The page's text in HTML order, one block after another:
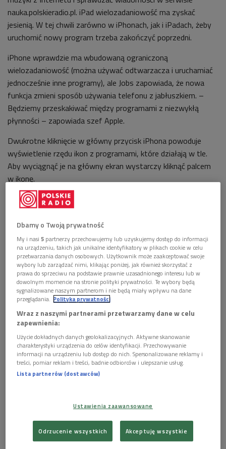
nauka.polskieradio.pl. iPad wielozadaniowość ma zyskać
jesienią. W tej chwili zarówno w iPhonach, jak i iPadach, żeby
uruchomić nowy program trzeba zakończyć poprzedni.
iPhone wprawdzie ma wbudowaną ograniczoną
wielozadaniowość (można używać odtwarzacza i uruchamiać
jednocześnie inne programy), ale Jobs zapowiada, że nowa
funkcja zmieni sposób używania telefonu z jabłuszkiem. –
Będziemy przeskakiwać między programami z niezwykłą
płynności – zapowiada szef Apple.
Dwukrotne kliknięcie w główny przycisk iPhona powoduje
wyświetlenie rzędu ikon z programami, które działają w tle.
Aby wyciągnąć je na główny ekran wystarczy kliknąć palcem
w ikonę.
Podobne rozwiązania od dawna funkcjonują w rywalach
iPhona produkowanych porze Palm czy Google. Dlaczego
zatem Apple wprowadza ją dopiero w iPhone OS 4? Według
Joba, nie chodziło o to by być pierwszym, ale by
wielozadaniowość nie rujnowała baterii telefonu i nie
zwalniała jego pracy.
OS 4 do obu urządzeń zawiera jeszcze inne nowe funkcje.
Będzie pozwalał na pobieranie poczty z różnych kont do
klawiatury poprzez bluetooth.
A czego nie będzie? Na pewno nie będzie flash’a, choć wielu
internautów bardzo krytykuje Apple
za jego brak, gdyż uniemożliwia to przeglądania wielu stron
internetowych z filmami.
Dbamy o Twoją prywatność
My i nasi5 partnerzy przechowujemy lub uzyskujemy dostęp do informacji
na urządzeniu, takich jak unikalne identyfikatory w plikach cookie w celu
przetwarzania danych osobowych. Użytkownik może zaakceptować swoje
wybory lub zarządzać nimi, klikając poniżej, jak również skorzystać z
prawa do sprzeciwu na podstawie prawnie uzasadnionego interesu lub w
dowolnym momencie na stronie polityki prywatności. Te wybory będą
sygnalizowane naszym partnerom i nie będą miały wpływu na dane
przeglądania. Polityka prywatności
Wraz z naszymi partnerami przetwarzamy dane w celu
zapewnienia:
Użycie dokładnych danych geolokalizacyjnych. Aktywne skanowanie
charakterystyki urządzenia do celów identyfikacji. Przechowywanie
informacji na urządzeniu lub dostęp do nich. Spersonalizowane reklamy i
treści, pomiar reklam i treści, badnie odbiorców i ulepszanie usług.
Lista partnerów (dostawców)
Ustawienia zaawansowane
Odrzucenie wszystkich Akceptuję wszystkie